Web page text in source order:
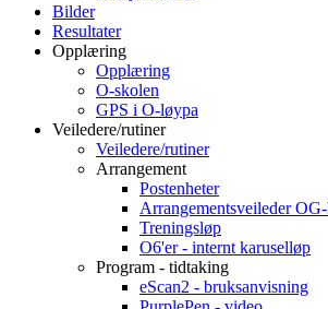
Bilder
Resultater
Opplæring
Opplæring
O-skolen
GPS i O-løypa
Veiledere/rutiner
Veiledere/rutiner
Arrangement
Postenheter
Arrangementsveileder
Treningsløp
O6'er - internt karuselløp
Program - tidtaking
eScan2 - bruksanvisning